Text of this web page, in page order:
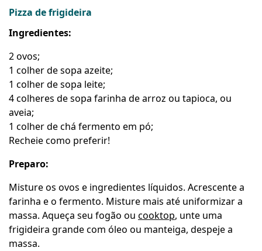
Pizza de frigideira
Ingredientes:
2 ovos;
1 colher de sopa azeite;
1 colher de sopa leite;
4 colheres de sopa farinha de arroz ou tapioca, ou
aveia;
1 colher de chá fermento em pó;
Recheie como preferir!
Preparo:
Misture os ovos e ingredientes líquidos. Acrescente a
farinha e o fermento. Misture mais até uniformizar a
massa. Aqueça seu fogão ou cooktop, unte uma
frigideira grande com óleo ou manteiga, despeje a
massa.